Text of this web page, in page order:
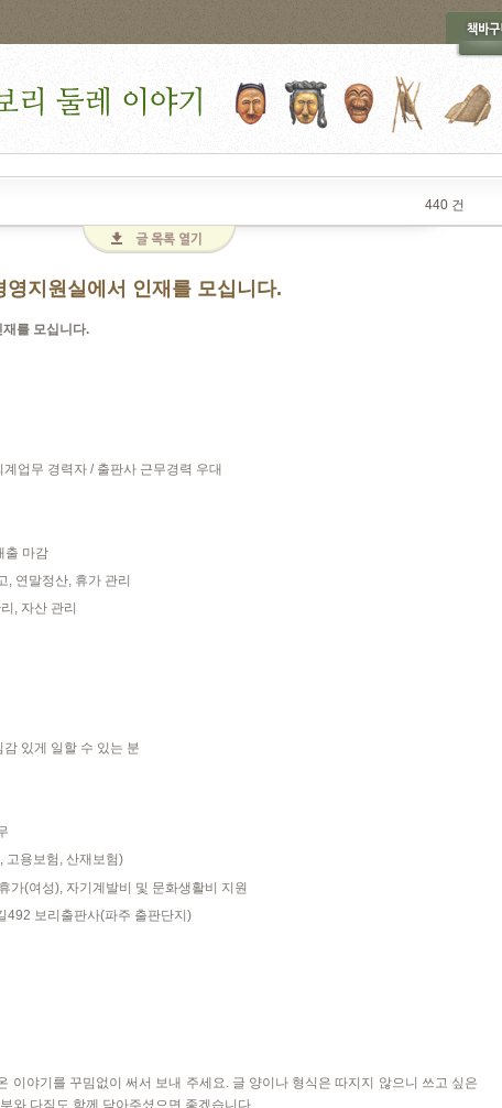
440 건
영지원실에서 인재를 모십니다.
를 모십니다.
계업무 경력자 / 출판사 근무경력 우대
출 마감
, 연말정산, 휴가 관리
, 자산 관리
감 있게 일할 수 있는 분
, 고용보험 , 산재보험)
가(여성), 자기계발비 및 문화생활비 지원
492 보리출판사(파주 출판단지)
이야기를 꾸밈없이 써서 보내 주세요. 글 양이나 형식은 따지지 않으니 쓰고 싶은
와 다짐도 함께 담아주셨으면 좋겠습니다.